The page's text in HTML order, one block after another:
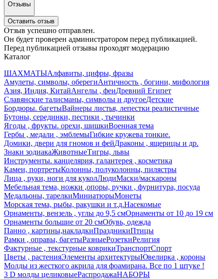
Отзывы
Оставить отзыв
Отзыв успешно отправлен.
Он будет проверен администратором перед публикацией.
Перед публикацией отзывы проходят модерацию
Каталог
ШАХМАТЫАлфавиты, цифры, фразы
Амулеты, символы, оберегиАнтичность , богини, мифология
Азия, Индия, КитайАнгелы , феиДревний Египет
Славянские талисманы, символы и другоеДетские
Бордюры. багетыВайнеры листья, лепестки реалистичные
Бутоны, серединки, пестики , тычинки
Ягоды , фрукты. орехи, шишкиВоенная тема
Гербы , медали , эмблемыГибкие кружева тонкие.
Домики, двери для гномов и фейДраконы , ящерицы и др.
Знаки зодиакаЖивотныеТигры, львы
Инструменты. канцелярия, галантерея , косметика
Камеи, портретыКолонны, полуколонны, пилястры
Лица , руки, ноги для куколЛюдиМаски/маскароны
Мебельная тема, ножки ,опоры, ручки , фурнитура, посуда
Медальоны, тарелкиМиниатюрыМонеты
Морская тема, рыбы, ракушки и т.д.Насекомые
Орнаменты, вензель , углы до 9,5 смОрнаменты от 10 до 19 см
Орнаменты большие от 20 смОбувь, одежда
Панно , картины,накладкиПраздникиПтицы
Рамки , оправы, багетыРазныеРозеткиРелигия
Фактурные , текстурные коврикиТранспортСпорт
Цветы , растенияЭлементы архитектурыЮвелирка , короны
Молды из жесткого акрила для фоамирана. Все по 1 штуке !
3 D молды целиковыеРаспродажаНАБОРЫ